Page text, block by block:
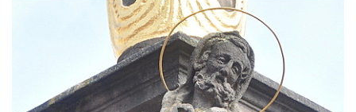
Socha svaté Afry u kostela Nanebevzetí
Panny Marie v Žatci
Socha sv. Maří Magdaleny u kostela
Nanebevzetí Panny Marie v Žatci
Socha sv. Petra u kostela Nanebevzetí